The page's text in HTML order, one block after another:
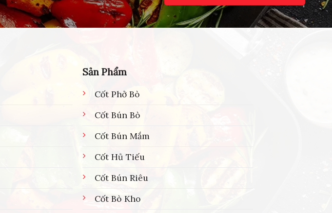
Sản Phẩm
Cốt Phở Bò
Cốt Bún Bò
Cốt Bún Mắm
Cốt Hủ Tiếu
Cốt Bún Riêu
Cốt Bò Kho